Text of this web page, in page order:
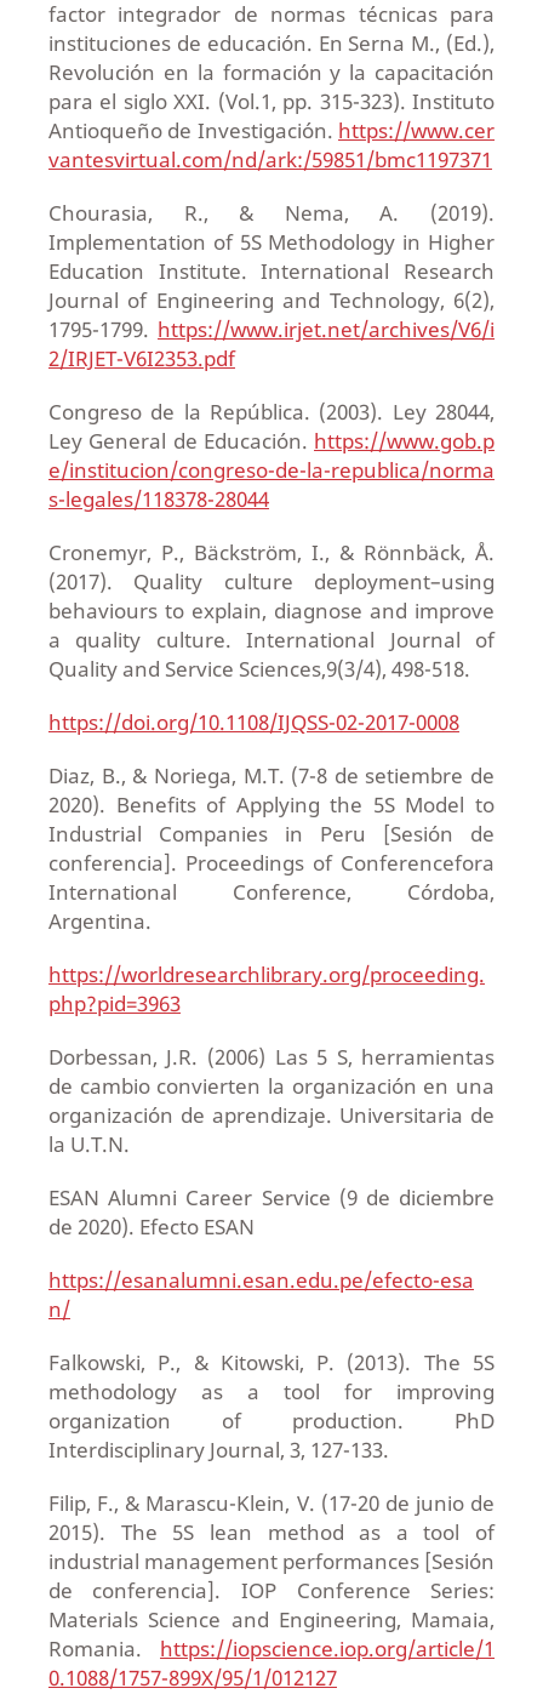
factor integrador de normas técnicas para
instituciones de educación. En Serna M., (Ed.),
Revolución en la formación y la capacitación
para el siglo XXI. (Vol.1, pp. 315-323). Instituto
Antioqueño de Investigación. https://www.cer
vantesvirtual.com/nd/ark:/59851/bmc1197371
Chourasia, R., & Nema, A. (2019).
Implementation of 5S Methodology in Higher
Education Institute. International Research
Journal of Engineering and Technology, 6(2),
1795-1799. https://www.irjet.net/archives/V6/i
2/IRJET-V6I2353.pdf
Congreso de la República. (2003). Ley 28044,
Ley General de Educación. https://www.gob.p
e/institucion/congreso-de-la-republica/norma
s-legales/118378-28044
Cronemyr, P., Bäckström, I., & Rönnbäck, Å.
(2017). Quality culture deployment–using
behaviours to explain, diagnose and improve
a quality culture. International Journal of
Quality and Service Sciences,9(3/4), 498-518.
https://doi.org/10.1108/IJQSS-02-2017-0008
Diaz, B., & Noriega, M.T. (7-8 de setiembre de
2020). Benefits of Applying the 5S Model to
Industrial Companies in Peru [Sesión de
conferencia]. Proceedings of Conferencefora
International Conference, Córdoba,
Argentina.
https://worldresearchlibrary.org/proceeding.
php?pid=3963
Dorbessan, J.R. (2006) Las 5 S, herramientas
de cambio convierten la organización en una
organización de aprendizaje. Universitaria de
la U.T.N.
ESAN Alumni Career Service (9 de diciembre
de 2020). Efecto ESAN
https://esanalumni.esan.edu.pe/efecto-esa
n/
Falkowski, P., & Kitowski, P. (2013). The 5S
methodology as a tool for improving
organization of production. PhD
Interdisciplinary Journal, 3, 127-133.
Filip, F., & Marascu-Klein, V. (17-20 de junio de
2015). The 5S lean method as a tool of
industrial management performances [Sesión
de conferencia]. IOP Conference Series:
Materials Science and Engineering, Mamaia,
Romania. https://iopscience.iop.org/article/1
0.1088/1757-899X/95/1/012127